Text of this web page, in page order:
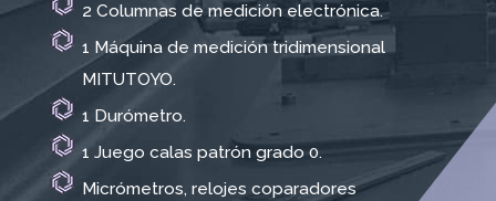
2 Columnas de medición electrónica.
1 Máquina de medición tridimensional
MITUTOYO.
1 Durómetro.
1 Juego calas patrón grado 0.
Micrómetros, relojes coparadores